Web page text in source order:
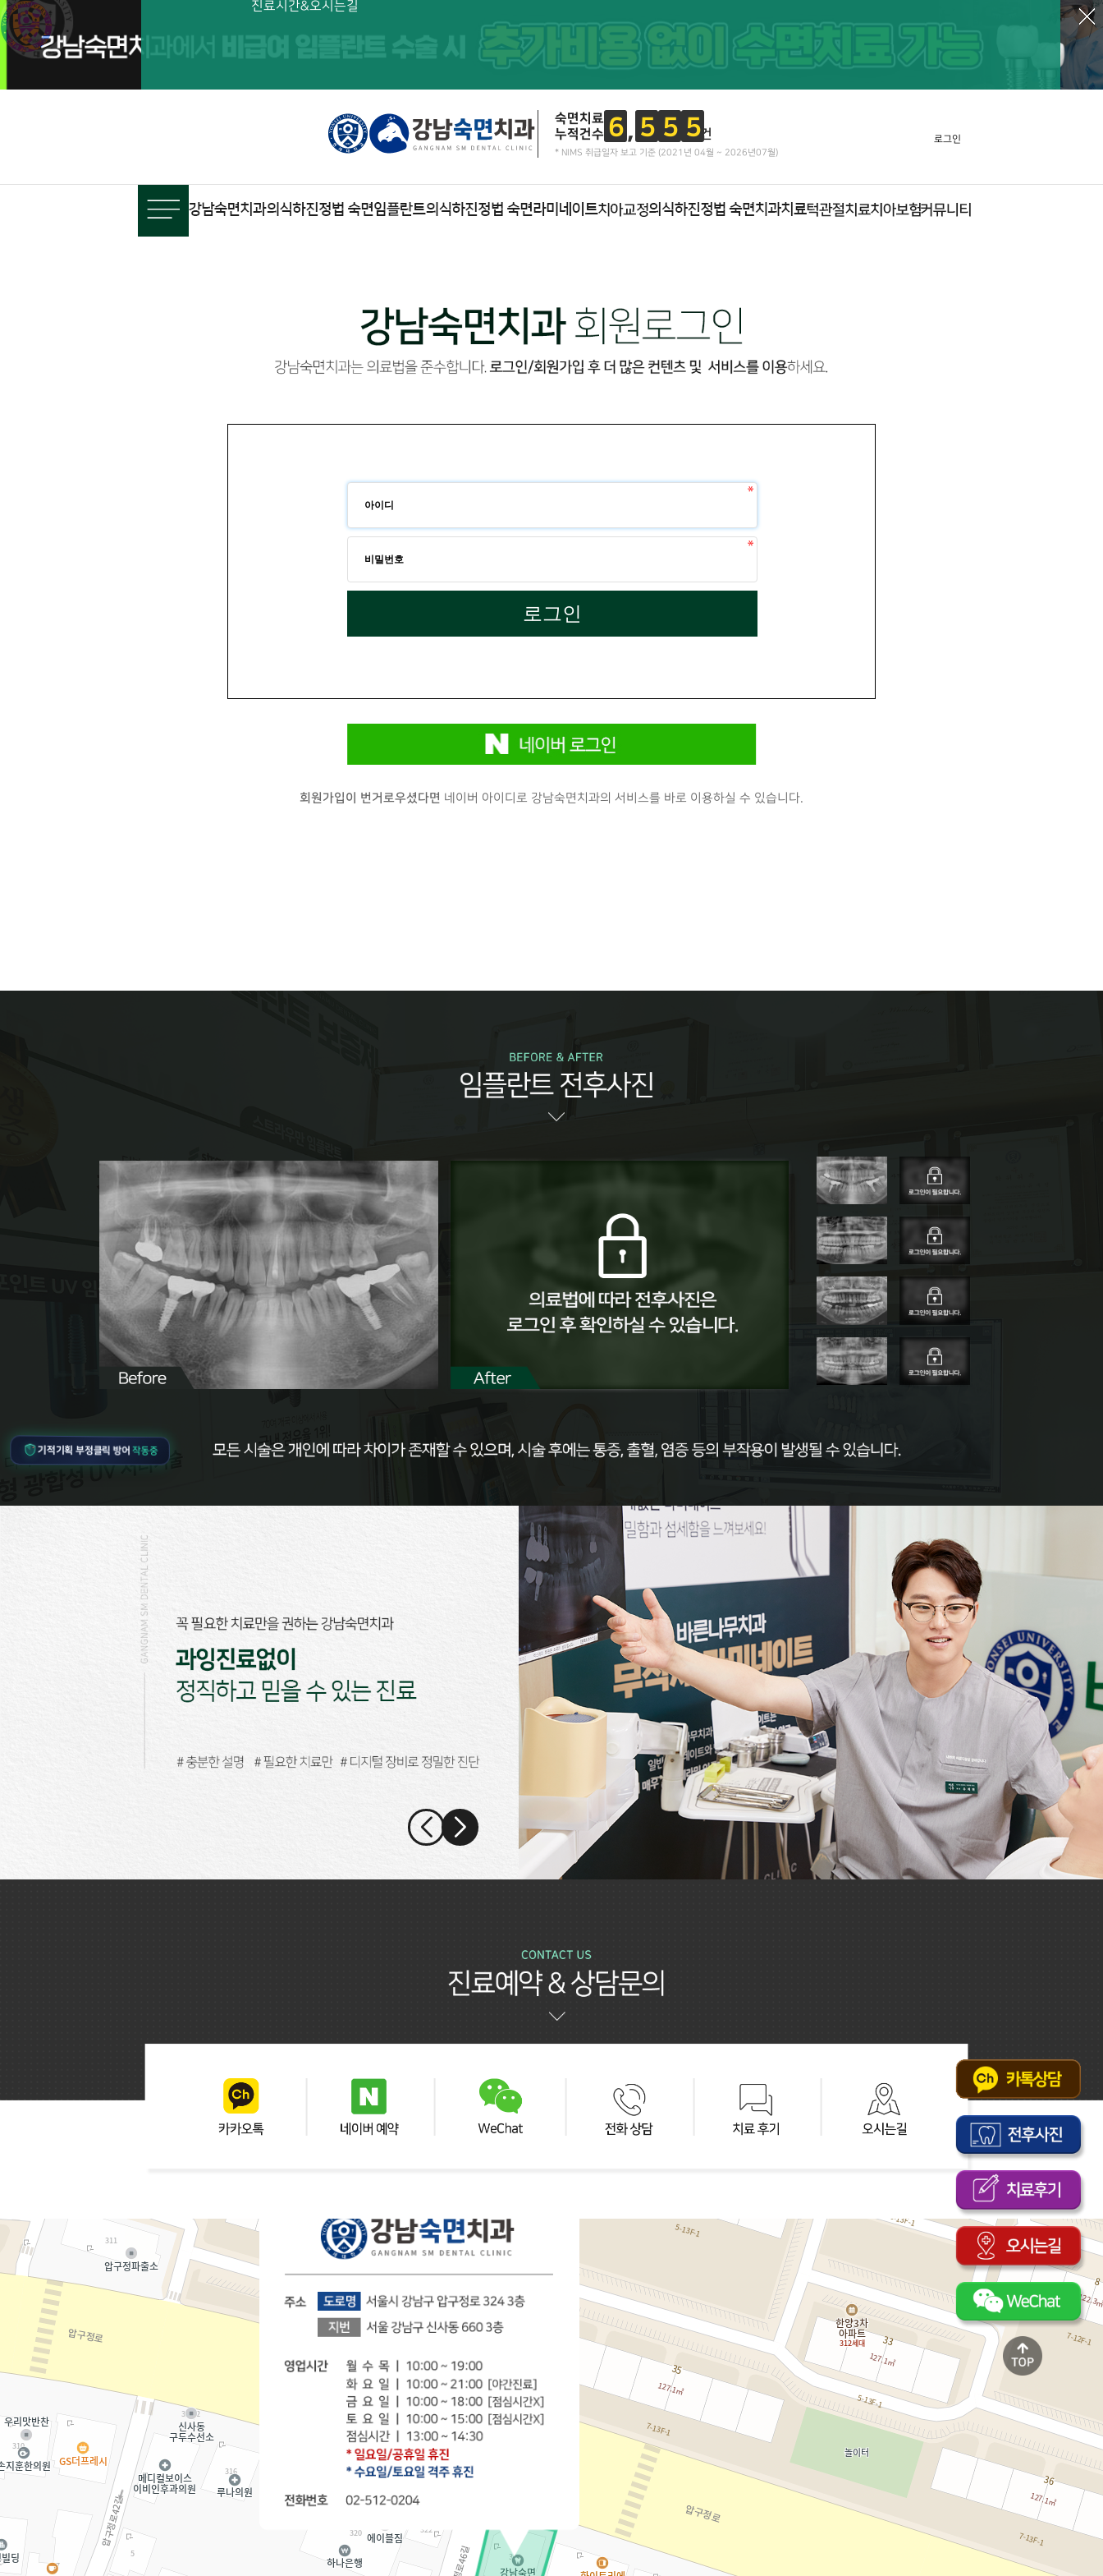
비급여 임플란트 수술 시 의식하진정법 치료비용 포함
로그인
숙면치료
누적건수 6 5 5 5건
* NIMS 취급일자 보고 기준 (2021년 04월 ~ 2026년07월)
진료시간&오시는길
회원가입이 번거로우셨다면 네이버 아이디로 강남숙면치과의 서비스를 바로 이용하실 수 있습니다.
기적기획 부정클릭 방어작동중